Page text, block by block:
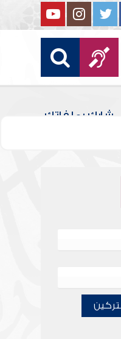
شارك بملفاتك